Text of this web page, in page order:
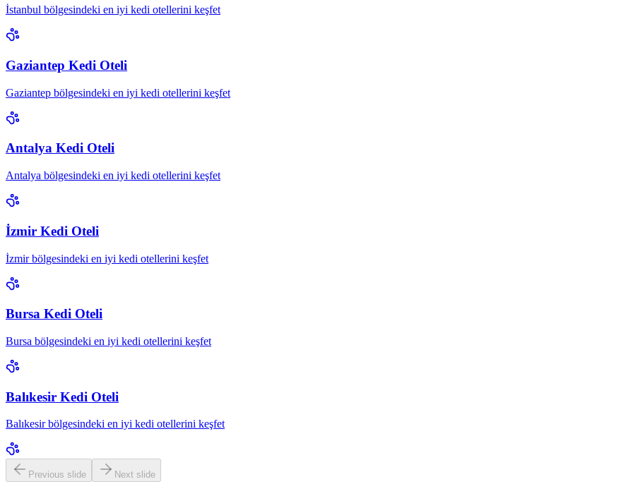
İstanbul bölgesindeki en iyi kedi otellerini keşfet
Gaziantep Kedi Oteli
Gaziantep bölgesindeki en iyi kedi otellerini keşfet
Antalya Kedi Oteli
Antalya bölgesindeki en iyi kedi otellerini keşfet
İzmir Kedi Oteli
İzmir bölgesindeki en iyi kedi otellerini keşfet
Bursa Kedi Oteli
Bursa bölgesindeki en iyi kedi otellerini keşfet
Balıkesir Kedi Oteli
Balıkesir bölgesindeki en iyi kedi otellerini keşfet
Previous slide Next slide